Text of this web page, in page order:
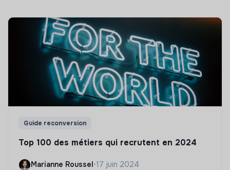
Guide reconversion
Top 100 des métiers qui recrutent en 2024
Marianne Roussel •17 juin 2024